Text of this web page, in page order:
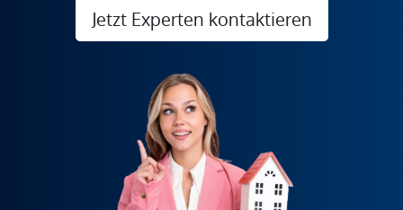
Jetzt Experten kontaktieren